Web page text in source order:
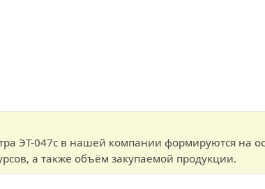
ЭТ-047с в нашей компании формируются на
а также объём закупаемой продукции.